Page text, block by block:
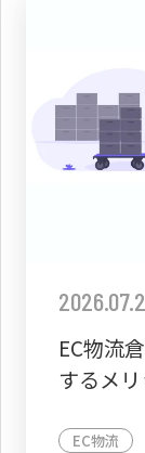
EC物流
するメ
EC物流